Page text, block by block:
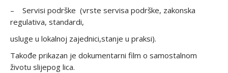
– Servisi podrške (vrste servisa podrške, zakonska
regulativa, standardi,
usluge u lokalnoj zajednici,stanje u praksi).
Takođe prikazan je dokumentarni film o samostalnom
životu slijepog lica.